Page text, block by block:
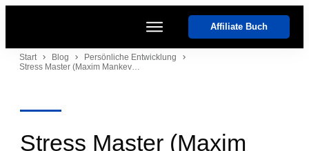
Start
Affiliate Buch
Start Blog
Persönliche Entwicklung
Stress Master (Maxim Mankevich): Kritik, Erfahrungen, Infos & Kosten
Stress Master (Maxim